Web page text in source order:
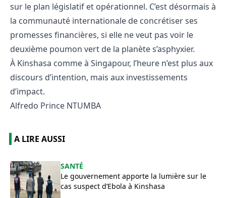
sur le plan législatif et opérationnel. C’est désormais à
la communauté internationale de concrétiser ses
promesses financières, si elle ne veut pas voir le
deuxième poumon vert de la planète s’asphyxier.
À Kinshasa comme à Singapour, l’heure n’est plus aux
discours d’intention, mais aux investissements
d’impact.
Alfredo Prince NTUMBA
A LIRE AUSSI
SANTÉ
Le gouvernement apporte la lumière sur le
cas suspect d’Ebola à Kinshasa